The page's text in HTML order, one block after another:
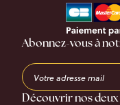
Abonnez-vous à
Découvrir nos